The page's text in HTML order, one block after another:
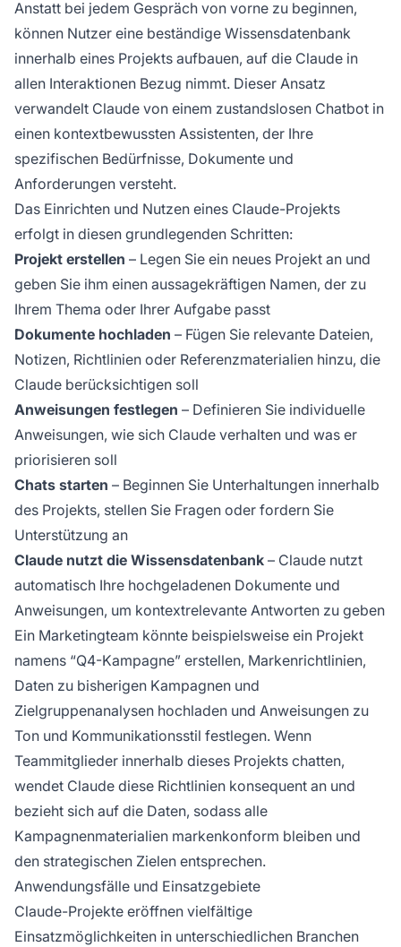
Anstatt bei jedem Gespräch von vorne zu beginnen,
können Nutzer eine beständige Wissensdatenbank
innerhalb eines Projekts aufbauen, auf die Claude in
allen Interaktionen Bezug nimmt. Dieser Ansatz
verwandelt Claude von einem zustandslosen Chatbot in
einen kontextbewussten Assistenten, der Ihre
spezifischen Bedürfnisse, Dokumente und
Anforderungen versteht.
Das Einrichten und Nutzen eines Claude-Projekts
erfolgt in diesen grundlegenden Schritten:
Projekt erstellen – Legen Sie ein neues Projekt an und
geben Sie ihm einen aussagekräftigen Namen, der zu
Ihrem Thema oder Ihrer Aufgabe passt
Dokumente hochladen – Fügen Sie relevante Dateien,
Notizen, Richtlinien oder Referenzmaterialien hinzu, die
Claude berücksichtigen soll
Anweisungen festlegen – Definieren Sie individuelle
Anweisungen, wie sich Claude verhalten und was er
priorisieren soll
Chats starten – Beginnen Sie Unterhaltungen innerhalb
des Projekts, stellen Sie Fragen oder fordern Sie
Unterstützung an
Claude nutzt die Wissensdatenbank – Claude nutzt
automatisch Ihre hochgeladenen Dokumente und
Anweisungen, um kontextrelevante Antworten zu geben
Ein Marketingteam könnte beispielsweise ein Projekt
namens “Q4-Kampagne” erstellen, Markenrichtlinien,
Daten zu bisherigen Kampagnen und
Zielgruppenanalysen hochladen und Anweisungen zu
Ton und Kommunikationsstil festlegen. Wenn
Teammitglieder innerhalb dieses Projekts chatten,
wendet Claude diese Richtlinien konsequent an und
bezieht sich auf die Daten, sodass alle
Kampagnenmaterialien markenkonform bleiben und
den strategischen Zielen entsprechen.
Anwendungsfälle und Einsatzgebiete
Claude-Projekte eröffnen vielfältige
Einsatzmöglichkeiten in unterschiedlichen Branchen